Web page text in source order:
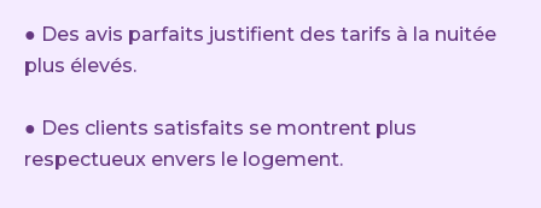
● Des avis parfaits justifient des tarifs à la nuitée
plus élevés.
● Des clients satisfaits se montrent plus
respectueux envers le logement.